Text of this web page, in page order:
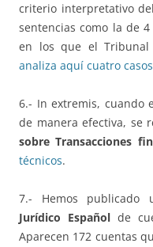
criterio interpretativo
sentencias como la de
en los que el Tribunal
analiza aquí cuatro casos
6.- In extremis, cuando
de manera efectiva, se
sobre Transacciones
técnicos.
7.- Hemos publicado
Jurídico Español de
Aparecen 172 cuentas